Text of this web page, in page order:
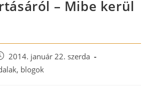
– Mibe kerül
2014. január 22. szerda
blogok